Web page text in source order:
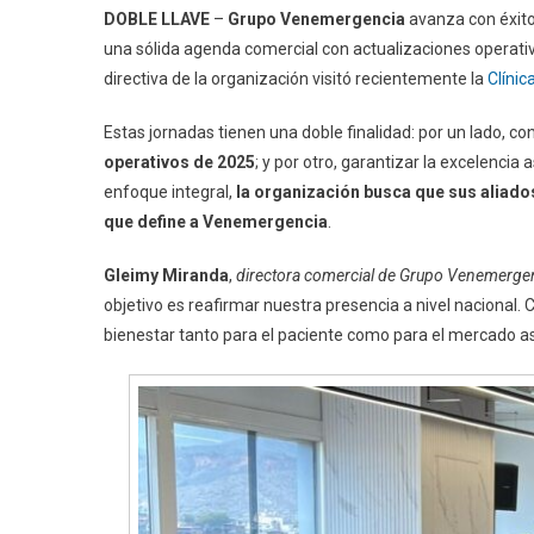
DOBLE LLAVE – Grupo Venemergencia avanza con
una sólida agenda comercial con actualizaciones
directiva de la organización visitó recientemente la
Estas jornadas tienen una doble finalidad: por un lado,
operativos de 2025; y por otro, garantizar la excelencia
enfoque integral, la organización busca que sus
que define a Venemergencia
Gleimy Miranda, directora comercial de Grupo
objetivo es reafirmar nuestra presencia a nivel nacional.
bienestar tanto para el paciente como para el mercado